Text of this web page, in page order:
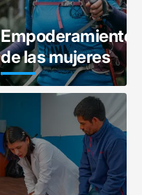
Empoderamiento
de las mujeres